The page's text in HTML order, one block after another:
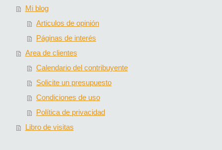
Mi blog
Articulos de opinión
Páginas de interés
Area de clientes
Calendario del contribuyente
Solicite un presupuesto
Condiciones de uso
Política de privacidad
Libro de visitas